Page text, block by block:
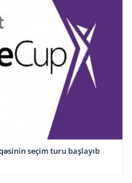
seçim turu başlayıb